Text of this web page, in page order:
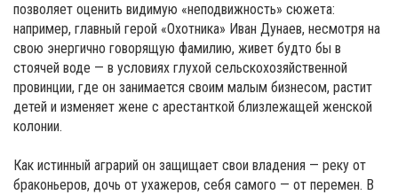
позволяет оценить видимую «неподвижность» сюжета:
например, главный герой «Охотника» Иван Дунаев, несмотря на
свою энергично говорящую фамилию, живет будто бы в
стоячей воде — в условиях глухой сельскохозяйственной
провинции, где он занимается своим малым бизнесом, растит
детей и изменяет жене с арестанткой близлежащей женской
колонии.
Как истинный аграрий он защищает свои владения — реку от
браконьеров, дочь от ухажеров, себя самого — от перемен. В